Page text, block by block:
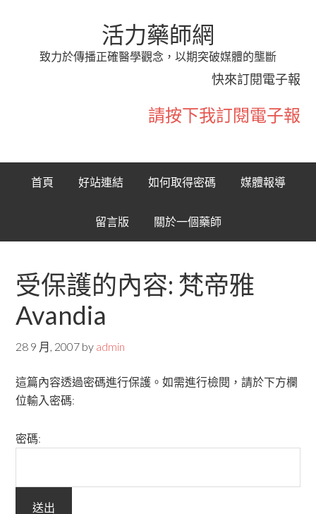
活力藥師網
致力於傳播正確醫學觀念，以期突破媒體的壟斷
快來訂閱電子報
請按下我訂閱電子報
首頁 好站連結 如何取得密碼 媒體報導
留言版 關於一個藥師
受保護的內容: 梵帝雅
Avandia
28 9 月, 2007 by admin
這篇內容透過密碼進行保護。如需進行檢閱，請於下方欄
位輸入密碼:
密碼: